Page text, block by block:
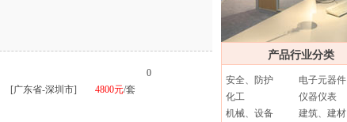
[广东省-深圳市] 4800元/套
0
产品行业分类
安全、防护
电子元器件
化工
仪器仪表
机械、设备
建筑、建材